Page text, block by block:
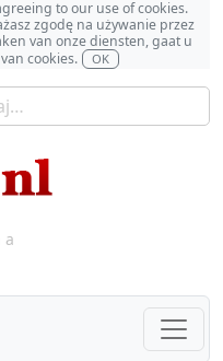
to our use of cookies.
zgodę na używanie przez
van onze diensten, gaat u
cookies.
OK
a